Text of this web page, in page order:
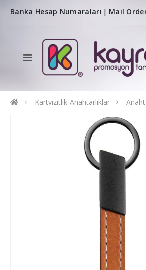
Banka Hesap Numaraları | Mail
Kartvizitlik-Anahtarlıklar